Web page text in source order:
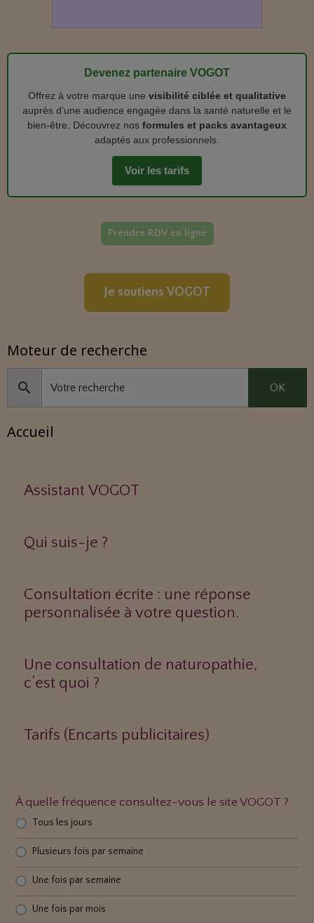
Devenez partenaire VOGOT
Offrez à votre marque une visibilité ciblée et qualitative
auprès d’une audience engagée dans la santé naturelle et le
bien‑être. Découvrez nos formules et packs avantageux
adaptés aux professionnels.
Voir les tarifs
Prendre RDV en ligne
Je soutiens VOGOT
Moteur de recherche
OK
Accueil
Assistant VOGOT
Qui suis-je ?
Consultation écrite : une réponse
personnalisée à votre question.
Une consultation de naturopathie,
c’est quoi ?
Tarifs (Encarts publicitaires)
À quelle fréquence consultez-vous le site VOGOT ?
Tous les jours
Plusieurs fois par semaine
Une fois par semaine
Une fois par mois